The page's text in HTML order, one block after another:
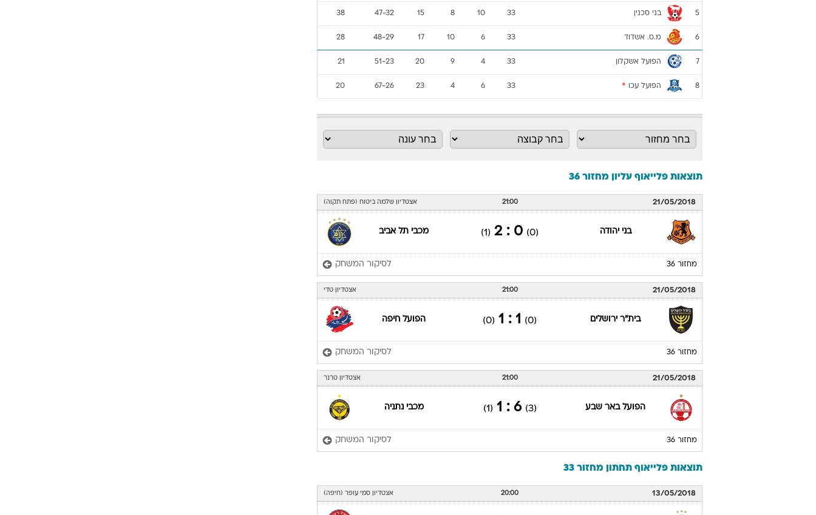
5 בני סכנין 33
10
8
15
47-32
38
6 מ.ס. אשדוד 33
6
10
17
48-29
28
7 הפועל אשקלון 33
4
9
20
51-23
21
8 הפועל עכו *
33
6
4
23
67-26
20
תוצאות פלייאוף עליון מחזור 36
21/05/2018
21:00 אצטדיון שלמה ביטוח (פתח תקוה)
בני יהודה (0)
0 : 2
(1) מכבי תל אביב
מחזור 36 לסיקור המשחק
21/05/2018
21:00 אצטדיון טדי
בית"ר ירושלים (0)
1 : 1
(0) הפועל חיפה
מחזור 36 לסיקור המשחק
21/05/2018
21:00 אצטדיון טרנר
הפועל באר שבע (3)
6 : 1
(1) מכבי נתניה
מחזור 36 לסיקור המשחק
תוצאות פלייאוף תחתון מחזור 33
13/05/2018
20:00 אצטדיון סמי עופר (חיפה)